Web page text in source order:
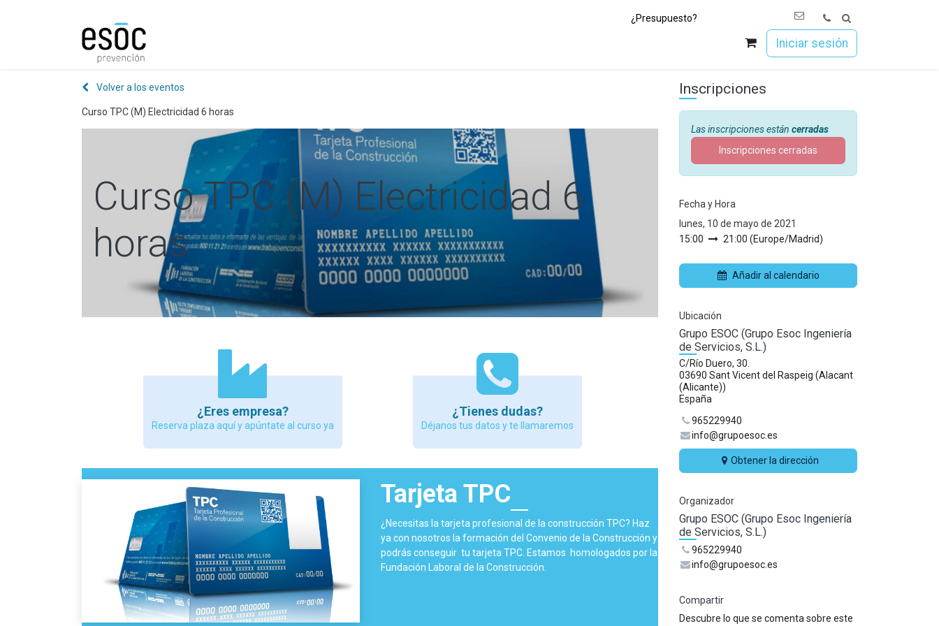
¿Presupuesto?
Iniciar sesión
Volver a los eventos
Curso TPC (M) Electricidad 6 horas
Curso TPC (M) Electricidad 6
horas
¿Eres empresa?
Reserva plaza aquí y apúntate al curso ya
¿Tienes dudas?
Déjanos tus datos y te llamaremos
Tarjeta TPC
¿Necesitas la tarjeta profesional de la construcción TPC? Haz
ya con nosotros la formación del Convenio de la Construcción y
podrás conseguir tu tarjeta TPC. Estamos homologados por la
Fundación Laboral de la Construcción.
Inscripciones
Las inscripciones están cerradas
Inscripciones cerradas
Fecha y Hora
lunes, 10 de mayo de 2021
15:00
21:00 (Europe/Madrid)
Añadir al calendario
Ubicación
Grupo ESOC (Grupo Esoc Ingeniería
de Servicios, S.L.)
C/Río Duero, 30.
03690 Sant Vicent del Raspeig (Alacant
(Alicante))
España
965229940
info@grupoesoc.es
Obtener la dirección
Organizador
Grupo ESOC (Grupo Esoc Ingeniería
de Servicios, S.L.)
965229940
info@grupoesoc.es
Compartir
Descubre lo que se comenta sobre este